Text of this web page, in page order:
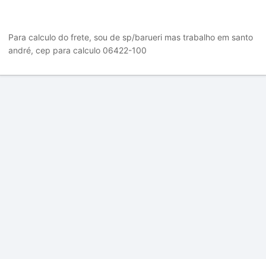
Para calculo do frete, sou de sp/barueri mas trabalho em santo
andré, cep para calculo 06422-100